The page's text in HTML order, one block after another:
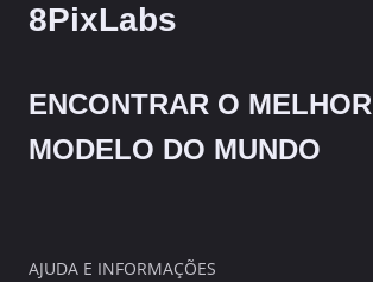
8PixLabs
ENCONTRAR O MELHOR
MODELO DO MUNDO
AJUDA E INFORMAÇÕES